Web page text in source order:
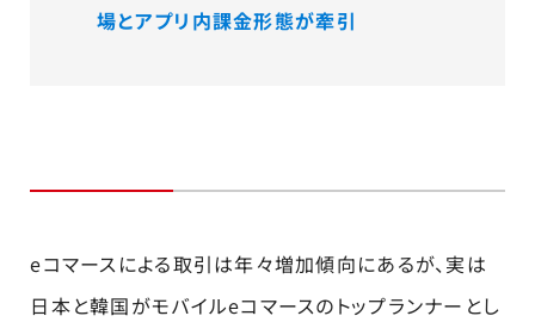
場とアプリ内課金形態が牽引
eコマースによる取引は年々増加傾向にあるが、実は
日本と韓国がモバイルeコマースのトップランナーとし